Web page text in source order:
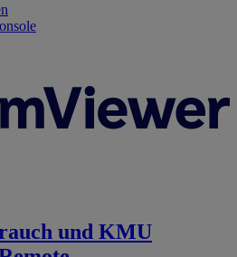
und KMU